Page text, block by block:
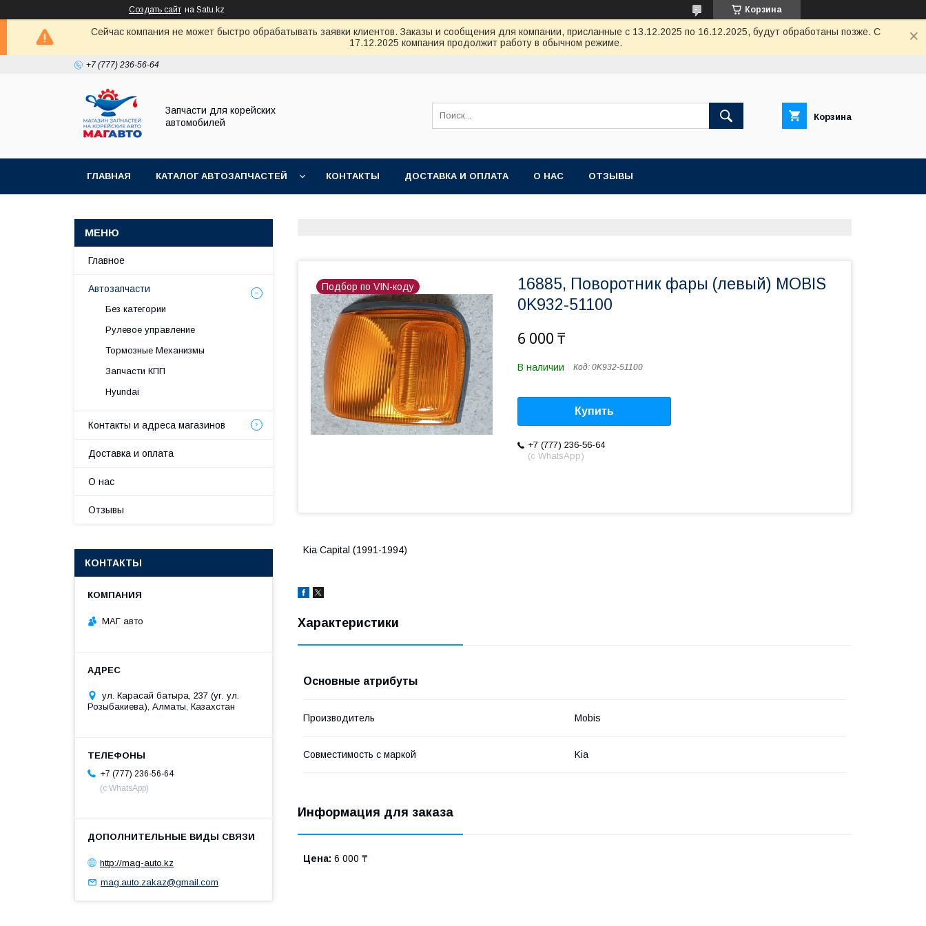
Создать сайт на Satu.kz Корзина
Сейчас компания не может быстро обрабатывать заявки клиентов. Заказы и сообщения для компании, присланные с 13.12.2025 по 16.12.2025, будут обработаны позже. С
17.12.2025 компания продолжит работу в обычном режиме.
+7 (777) 236-56-64
Запчасти для корейских
автомобилей
Корзина
ГЛАВНАЯ КАТАЛОГ АВТОЗАПЧАСТЕЙ КОНТАКТЫ ДОСТАВКА И ОПЛАТА О НАС ОТЗЫВЫ
Подбор по VIN-коду
16885, Поворотник фары (левый) MOBIS
0K932-51100
6 000 ₸
В наличии Код: 0K932-51100
Купить
+7 (777) 236-56-64
(с WhatsApp)
Kia Capital (1991-1994)
Характеристики
Основные атрибуты
Производитель Mobis
Совместимость с маркой Kia
Информация для заказа
Цена: 6 000 ₸
Главное
Автозапчасти
Без категории
Рулевое управление
Тормозные Механизмы
Запчасти КПП
Hyundai
Контакты и адреса магазинов
Доставка и оплата
О нас
Отзывы
КОНТАКТЫ
МАГ авто
ул. Карасай батыра, 237 (уг. ул.
Розыбакиева), Алматы, Казахстан
+7 (777) 236-56-64
(с WhatsApp)
http://mag-auto.kz
mag.auto.zakaz@gmail.com